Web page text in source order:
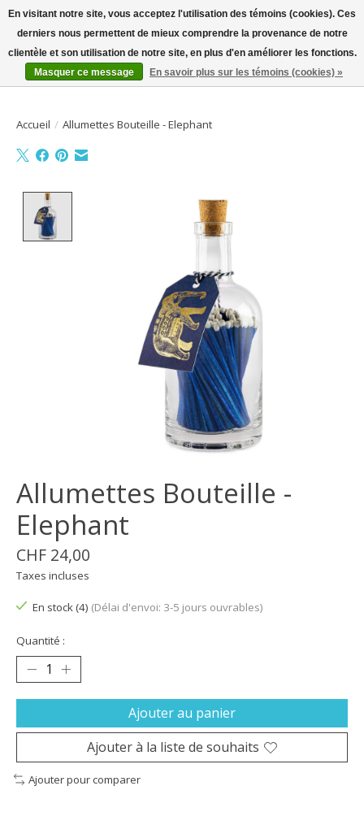
Bienvenue sur la boutique en ligne
Liste dePanier
Accueil / Allumettes Bouteille - Elephant
Product image slideshow Items
Allumettes Bouteille -
Elephant
CHF 24,00
Taxes incluses
En stock (4) (Délai d'envoi: 3-5 jours ouvrables)
Quantité :
Ajouter au panier
Ajouter à la liste de souhaits
Ajouter pour comparer
En visitant notre site, vous acceptez l'utilisation des témoins (cookies). Ces
derniers nous permettent de mieux comprendre la provenance de notre
clientèle et son utilisation de notre site, en plus d'en améliorer les fonctions.
Masquer ce message
En savoir plus sur les témoins (cookies) »